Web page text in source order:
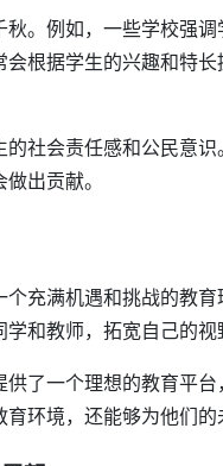
。例如，一些学校强
根据学生的兴趣和特
社会责任感和公民意
出贡献。
充满机遇和挑战的教
和教师，拓宽自己的视
了一个理想的教育平
环境，还能够为他们的